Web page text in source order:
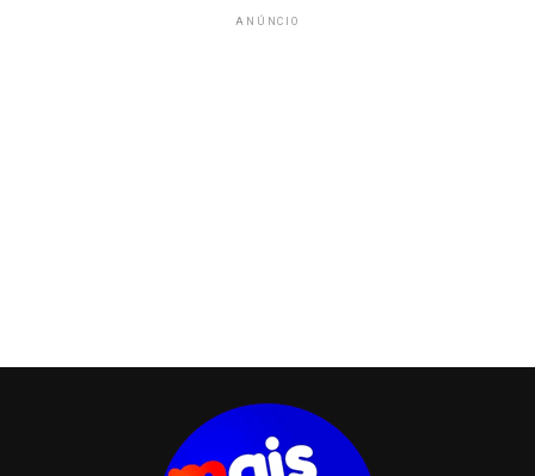
ANÚNCIO